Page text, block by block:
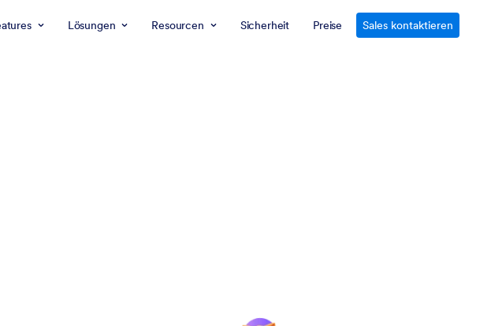
Lösungen Resourcen Sicherheit Preise Sales kontaktieren